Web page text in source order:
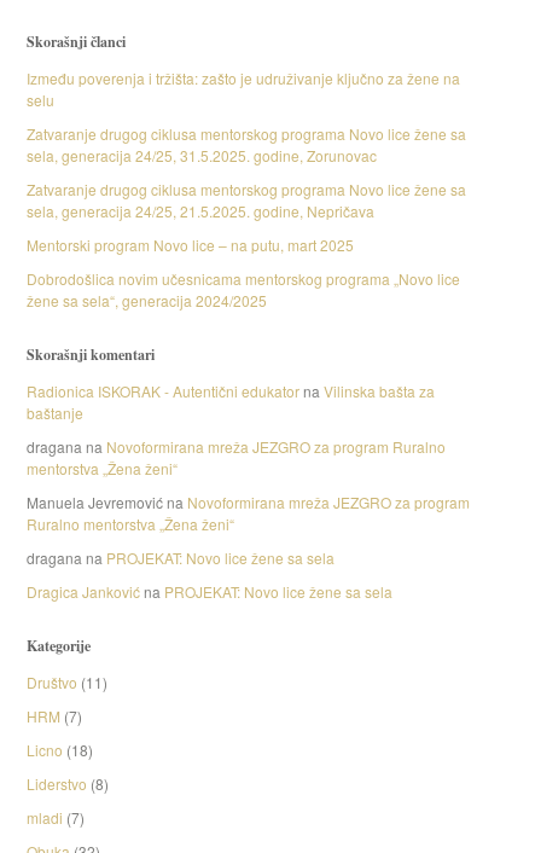
Skorašnji članci
Između poverenja i tržišta: zašto je udruživanje ključno za žene na
selu
Zatvaranje drugog ciklusa mentorskog programa Novo lice žene sa
sela, generacija 24/25, 31.5.2025. godine, Zorunovac
Zatvaranje drugog ciklusa mentorskog programa Novo lice žene sa
sela, generacija 24/25, 21.5.2025. godine, Nepričava
Mentorski program Novo lice – na putu, mart 2025
Dobrodošlica novim učesnicama mentorskog programa „Novo lice
žene sa sela“, generacija 2024/2025
Skorašnji komentari
Radionica ISKORAK - Autentični edukatorna Vilinska bašta za
baštanje
dragana na Novoformirana mreža JEZGRO za program Ruralno
mentorstva „Žena ženi“
Manuela Jevremovićna Novoformirana mreža JEZGRO za program
Ruralno mentorstva „Žena ženi“
dragana na PROJEKAT: Novo lice žene sa sela
Dragica Jankovićna PROJEKAT: Novo lice žene sa sela
Kategorije
Društvo (11)
HRM (7)
Licno (18)
Liderstvo (8)
mladi (7)